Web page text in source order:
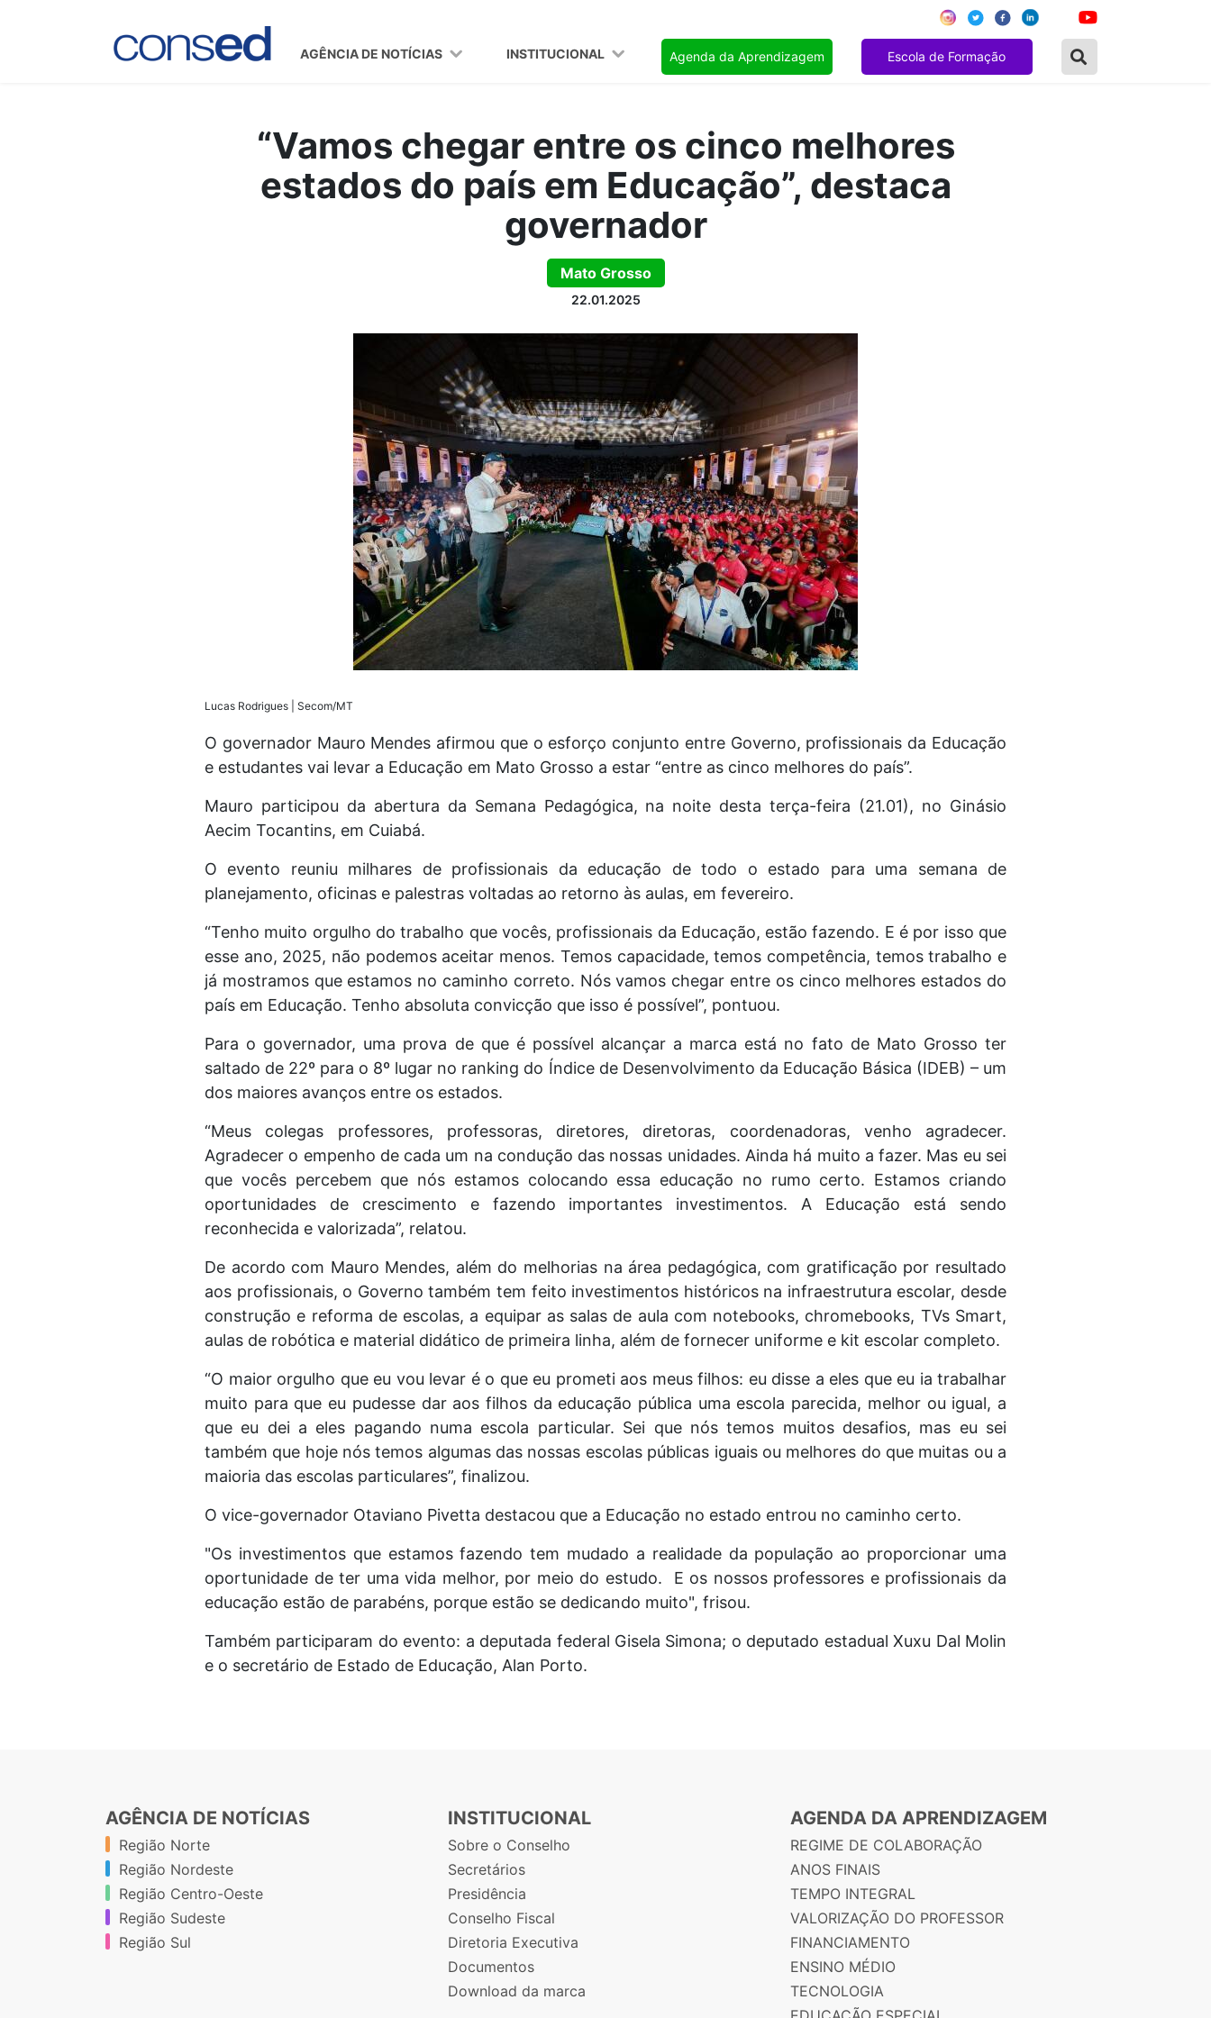
AGÊNCIA DE NOTÍCIAS INSTITUCIONAL Agenda da Aprendizagem Escola de Formação
“Vamos chegar entre os cinco melhores
estados do país em Educação”, destaca
governador
Mato Grosso
22.01.2025
Lucas Rodrigues | Secom/MT
O governador Mauro Mendes afirmou que o esforço conjunto entre Governo, profissionais da Educação
e estudantes vai levar a Educação em Mato Grosso a estar “entre as cinco melhores do país”.
Mauro participou da abertura da Semana Pedagógica, na noite desta terça-feira (21.01), no Ginásio
Aecim Tocantins, em Cuiabá.
O evento reuniu milhares de profissionais da educação de todo o estado para uma semana de
planejamento, oficinas e palestras voltadas ao retorno às aulas, em fevereiro.
“Tenho muito orgulho do trabalho que vocês, profissionais da Educação, estão fazendo. E é por isso que
esse ano, 2025, não podemos aceitar menos. Temos capacidade, temos competência, temos trabalho e
já mostramos que estamos no caminho correto. Nós vamos chegar entre os cinco melhores estados do
país em Educação. Tenho absoluta convicção que isso é possível”, pontuou.
Para o governador, uma prova de que é possível alcançar a marca está no fato de Mato Grosso ter
saltado de 22º para o 8º lugar no ranking do Índice de Desenvolvimento da Educação Básica (IDEB) – um
dos maiores avanços entre os estados.
“Meus colegas professores, professoras, diretores, diretoras, coordenadoras, venho agradecer.
Agradecer o empenho de cada um na condução das nossas unidades. Ainda há muito a fazer. Mas eu sei
que vocês percebem que nós estamos colocando essa educação no rumo certo. Estamos criando
oportunidades de crescimento e fazendo importantes investimentos. A Educação está sendo
reconhecida e valorizada”, relatou.
De acordo com Mauro Mendes, além do melhorias na área pedagógica, com gratificação por resultado
aos profissionais, o Governo também tem feito investimentos históricos na infraestrutura escolar, desde
construção e reforma de escolas, a equipar as salas de aula com notebooks, chromebooks, TVs Smart,
aulas de robótica e material didático de primeira linha, além de fornecer uniforme e kit escolar completo.
“O maior orgulho que eu vou levar é o que eu prometi aos meus filhos: eu disse a eles que eu ia trabalhar
muito para que eu pudesse dar aos filhos da educação pública uma escola parecida, melhor ou igual, a
que eu dei a eles pagando numa escola particular. Sei que nós temos muitos desafios, mas eu sei
também que hoje nós temos algumas das nossas escolas públicas iguais ou melhores do que muitas ou a
maioria das escolas particulares”, finalizou.
O vice-governador Otaviano Pivetta destacou que a Educação no estado entrou no caminho certo.
"Os investimentos que estamos fazendo tem mudado a realidade da população ao proporcionar uma
oportunidade de ter uma vida melhor, por meio do estudo. E os nossos professores e profissionais da
educação estão de parabéns, porque estão se dedicando muito", frisou.
Também participaram do evento: a deputada federal Gisela Simona; o deputado estadual Xuxu Dal Molin
e o secretário de Estado de Educação, Alan Porto.
AGÊNCIA DE NOTÍCIAS
Região Norte
Região Nordeste
Região Centro-Oeste
Região Sudeste
Região Sul
INSTITUCIONAL
Sobre o Conselho
Secretários
Presidência
Conselho Fiscal
Diretoria Executiva
Documentos
Download da marca
AGENDA DA APRENDIZAGEM
REGIME DE COLABORAÇÃO
ANOS FINAIS
TEMPO INTEGRAL
VALORIZAÇÃO DO PROFESSOR
FINANCIAMENTO
ENSINO MÉDIO
TECNOLOGIA